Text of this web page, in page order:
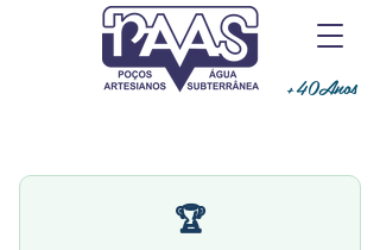
+40Anos
🏆